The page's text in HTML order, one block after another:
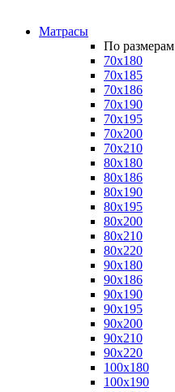
Матрасы
По размерам
70x180
70x185
70x186
70x190
70x195
70x200
70x210
80x180
80x186
80x190
80x195
80x200
80x210
80x220
90x180
90x186
90x190
90x195
90x200
90x210
90x220
100x180
100x190